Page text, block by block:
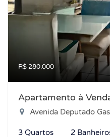
R$ 280.000
Apartamento à
Avenida Deputado Gastão Mariz de
3 Quartos 2